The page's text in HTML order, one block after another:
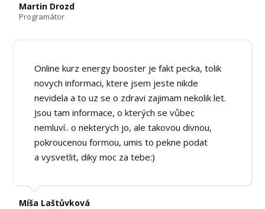
Martin Drozd
Programátor
Online kurz energy booster je fakt pecka, tolik
novych informaci, ktere jsem jeste nikde
nevidela a to uz se o zdravi zajimam nekolik let.
Jsou tam informace, o kterých se vůbec
nemluví.. o nekterych jo, ale takovou divnou,
pokroucenou formou, umis to pekne podat
a vysvetlit, diky moc za tebe:)
Míša Laštůvková